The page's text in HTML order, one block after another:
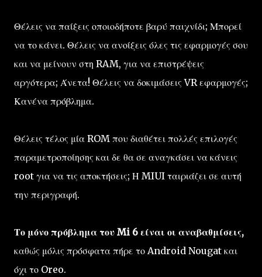
Θέλεις να παίξεις οποιοδήποτε βαρύ παιχνίδι; Μπορεί
να το κάνει. Θέλεις να ανοίξεις όλες τις εφαρμογές σου
και να μείνουν στη RAM, για να επιστρέψεις
αργότερα; Άνετα! Θέλεις να δοκιμάσεις VR εφαρμογές;
Κανένα πρόβλημα.
Θέλεις τέλος μία ROM που διαθέτει πολλές επιλογές
παραμετροποίησης και δε θα σε αναγκάσει να κάνεις
root για να τις αποκτήσεις; Η MIUI ταιριάζει σε αυτή
την περιγραφή.
Το μόνο πρόβλημα του Mi 6 είναι οι αναβαθμίσεις,
καθώς μόλις πρόσφατα πήρε το Android Nougat και
όχι το Oreo.